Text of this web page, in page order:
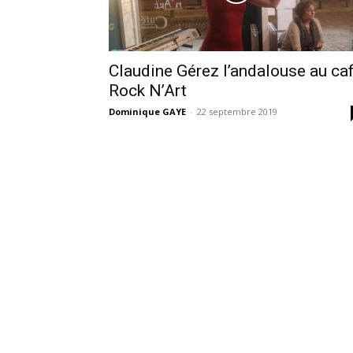
Claudine Gérez l’andalouse au
Rock N’Art
Dominique GAYE - 22 septembre 2019